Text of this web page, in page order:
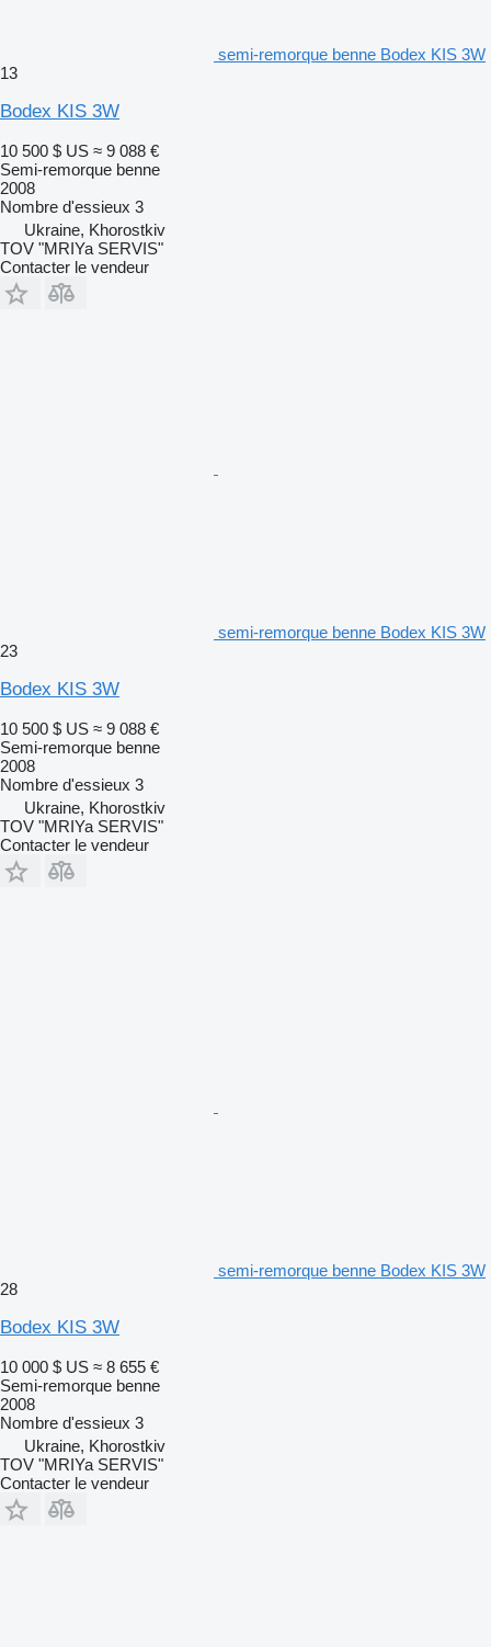
semi-remorque benne Bodex KIS 3W
13
Bodex KIS 3W
10 500 $ US ≈ 9 088 €
Semi-remorque benne
2008
Nombre d'essieux 3
Ukraine, Khorostkiv
TOV "MRIYa SERVIS"
Contacter le vendeur
semi-remorque benne Bodex KIS 3W
23
Bodex KIS 3W
10 500 $ US ≈ 9 088 €
Semi-remorque benne
2008
Nombre d'essieux 3
Ukraine, Khorostkiv
TOV "MRIYa SERVIS"
Contacter le vendeur
semi-remorque benne Bodex KIS 3W
28
Bodex KIS 3W
10 000 $ US ≈ 8 655 €
Semi-remorque benne
2008
Nombre d'essieux 3
Ukraine, Khorostkiv
TOV "MRIYa SERVIS"
Contacter le vendeur